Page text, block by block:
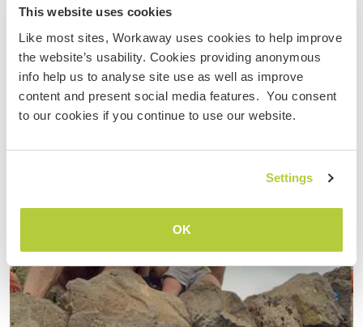
This website uses cookies
Like most sites, Workaway uses cookies to help improve
the website’s usability. Cookies providing anonymous
info help us to analyse site use as well as improve
content and present social media features. You consent
to our cookies if you continue to use our website.
Settings
OK